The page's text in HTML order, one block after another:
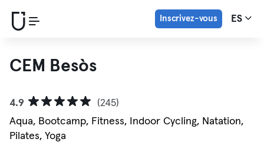
Inscrivez-vous ES
CEM Besòs
4.9
(245)
Aqua, Bootcamp, Fitness, Indoor Cycling, Natation,
Pilates, Yoga